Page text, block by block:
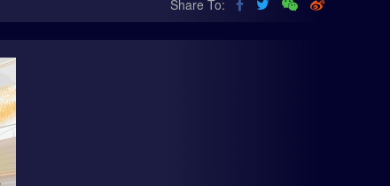
Share To: